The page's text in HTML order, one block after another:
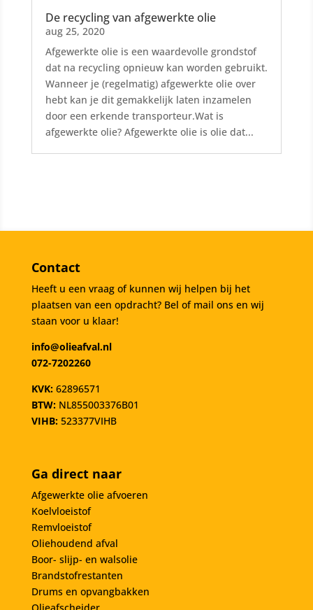
De recycling van afgewerkte olie
aug 25, 2020
Afgewerkte olie is een waardevolle grondstof
dat na recycling opnieuw kan worden gebruikt.
Wanneer je (regelmatig) afgewerkte olie over
hebt kan je dit gemakkelijk laten inzamelen
door een erkende transporteur.Wat is
afgewerkte olie? Afgewerkte olie is olie dat...
Contact
Heeft u een vraag of kunnen wij helpen bij het
plaatsen van een opdracht? Bel of mail ons en wij
staan voor u klaar!
info@olieafval.nl
072-7202260
KVK: 62896571
BTW: NL855003376B01
VIHB:523377VIHB
Ga direct naar
Afgewerkte olie afvoeren
Koelvloeistof
Remvloeistof
Oliehoudend afval
Boor- slijp- en walsolie
Brandstofrestanten
Drums en opvangbakken